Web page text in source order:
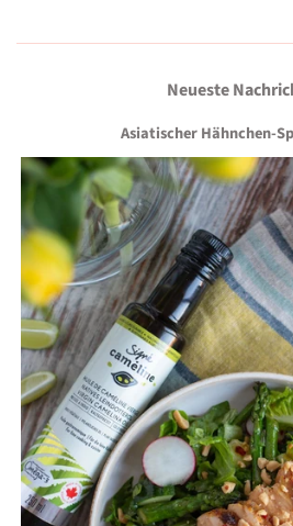
Neueste
Asiatischer Hähnchen-